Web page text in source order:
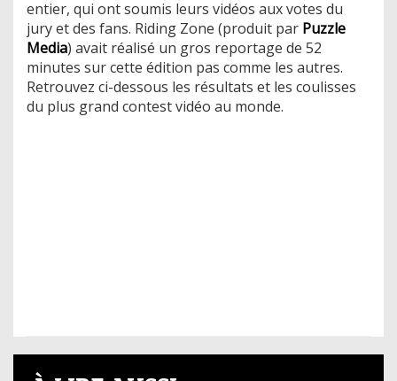
entier, qui ont soumis leurs vidéos aux votes du
jury et des fans. Riding Zone (produit par Puzzle
Media) avait réalisé un gros reportage de 52
minutes sur cette édition pas comme les autres.
Retrouvez ci-dessous les résultats et les coulisses
du plus grand contest vidéo au monde.